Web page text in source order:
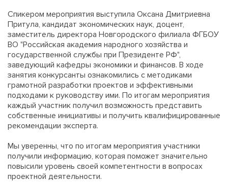
Спикером мероприятия выступила Оксана Дмитриевна
Притула, кандидат экономических наук, доцент,
заместитель директора Новгородского филиала ФГБОУ
ВО "Российская академия народного хозяйства и
государственной службы при Президенте РФ",
заведующий кафедры экономики и финансов. В ходе
занятия конкурсанты ознакомились с методиками
грамотной разработки проектов и эффективными
подходами к руководству ими. По итогам мероприятия
каждый участник получил возможность представить
собственные инициативы и получить квалифицированные
рекомендации эксперта.
Мы уверенны, что по итогам мероприятия участники
получили информацию, которая поможет значительно
повысили уровень своей компетентности в вопросах
проектной деятельности.